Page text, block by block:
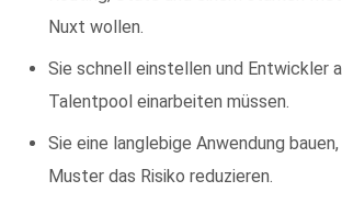
Nuxt wollen.
Sie schnell einstellen und Entwickler
Talentpool einarbeiten müssen.
Sie eine langlebige Anwendung
Muster das Risiko reduzieren.